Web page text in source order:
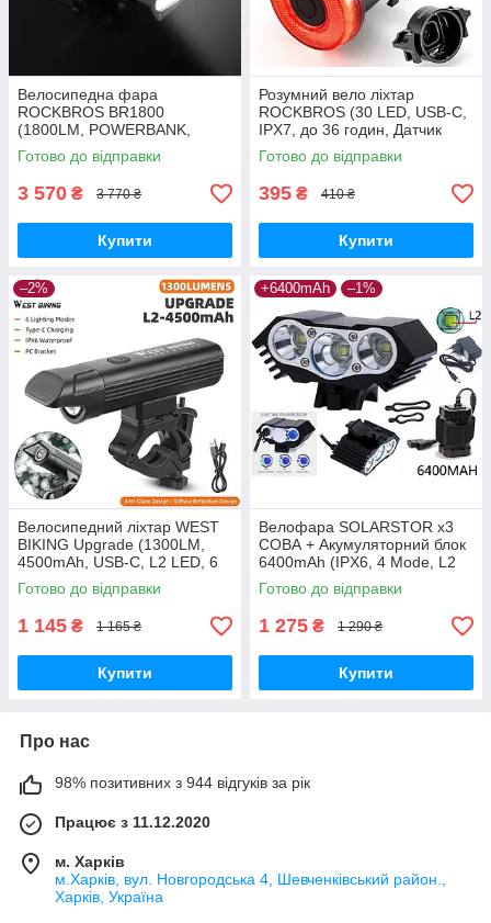
Велосипедна фара
ROCKBROS BR1800
(1800LM, POWERBANK,
5200mAh, USB, IPX6, Дальнє
і Ближнє світло, Індикатор)
Готово до відправки
3 570 ₴ 3 770 ₴
Купити
Розумний вело ліхтар
ROCKBROS (30 LED, USB-C,
IPX7, до 36 годин, Датчик
руху, Режим сну)
Готово до відправки
395 ₴ 410 ₴
Купити
–2%
Велосипедний ліхтар WEST
BIKING Upgrade (1300LM,
4500mAh, USB-C, L2 LED, 6
Mode, IPX6, Відмінне
кріплення)
Готово до відправки
1 145 ₴ 1 165 ₴
Купити
+6400mAh –1%
Велофара SOLARSTOR x3
СОВА + Акумуляторний блок
6400mAh (IPX6, 4 Mode, L2
LED) ПОВНИЙ КОМПЛЕКТ
Готово до відправки
1 275 ₴ 1 290 ₴
Купити
Про нас
98% позитивних з 944 відгуків за рік
Працює з 11.12.2020
м. Харків
м.Харків, вул. Новгородська 4, Шевченківський район.,
Харків, Україна